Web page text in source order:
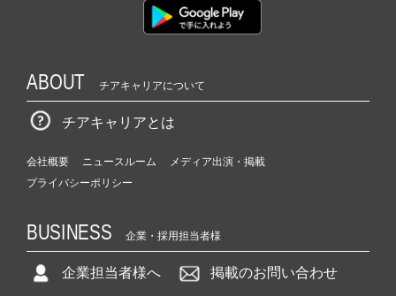
ABOUT チアキャリアについて
チアキャリアとは
会社概要 ニュースルーム
メディア出演・掲載
プライバシーポリシー
BUSINESS 企業・採用担当者様
企業担当者様へ 掲載のお問い合わせ